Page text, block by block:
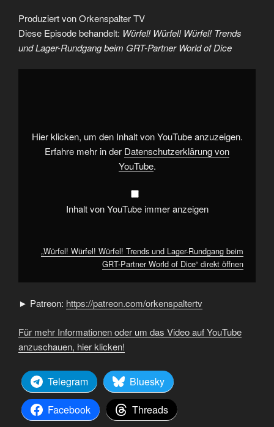
Produziert von Orkenspalter TV
Diese Episode behandelt: Würfel! Würfel! Würfel! Trends
und Lager-Rundgang beim GRT-Partner World of Dice
„Würfel!
beim
GRT-
Partner
Hier klicken, um den Inhalt von YouTube anzuzeigen.
Erfahre mehr in der Datenschutzerklärung von
YouTube.
Inhalt von YouTube immer anzeigen
„Würfel! Würfel! Würfel! Trends und Lager-Rundgang beim
GRT-Partner World of Dice“ direkt öffnen
► Patreon: https://patreon.com/orkenspaltertv
Für mehr Informationen oder um das Video auf YouTube
anzuschauen, hier klicken!
Telegram
Bluesky
Facebook
Threads